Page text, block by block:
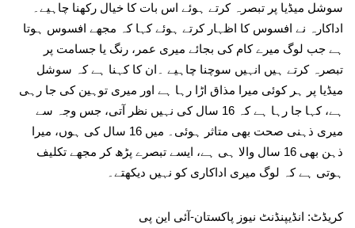
سوشل میڈیا پر تبصرہ کرتے ہوئے اس بات کا خیال رکھنا چاہیے۔
اداکارہ نے افسوس کا اظہار کرتے ہوئے کہا کہ مجھے افسوس ہوتا
ہے جب لوگ میرے کام کی بجائے میری عمر، رنگ یا جسامت پر
تبصرہ کرتے ہیں انہیں سوچنا چاہیے ۔ان کا کہنا ہے کہ سوشل
میڈیا پر ہر کوئی میرا مذاق اڑا رہا ہے اور میری توہین کی جا رہی
ہے، کہا جا رہا ہے کہ 16 سال کی نہیں نظر آتی، جس وجہ سے
میری ذہنی صحت بھی متاثر ہوئی۔ میں 16 سال کی ہوں، میرا
ذہن بھی 16 سال والا ہی ہے، ایسے تبصرے پڑھ کر مجھے تکلیف
ہوتی ہے کہ لوگ میری اداکاری کو نہیں دیکھتے۔
کریڈٹ: انڈیپنڈنٹ نیوز پاکستان-آئی این پی